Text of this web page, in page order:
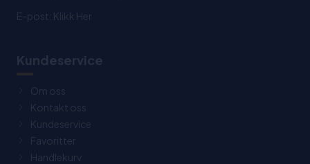
E-post: Klikk Her
Kundeservice
Om oss
Kontakt oss
Kundeservice
Favoritter
Handlekurv